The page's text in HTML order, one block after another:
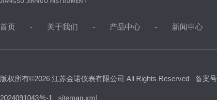
首页 关于我们 产品中心 新闻中心
版权所有©2026 江苏金诺仪表有限公司 All Rights Reserved 备案
2024091043号-1 sitemap.xml